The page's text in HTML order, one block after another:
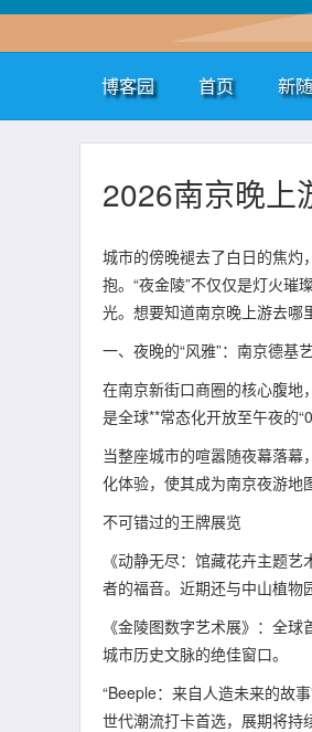
博客园 首页 新
2026南京晚上
城市的傍晚褪去了白日的焦灼
抱。“夜金陵”不仅仅是灯火璀
光。想要知道南京晚上游去哪
一、夜晚的“风雅”：南京德
在南京新街口商圈的核心腹地
是全球**常态化开放至午夜的
当整座城市的喧嚣随夜幕落
化体验，使其成为南京夜游地
不可错过的王牌展览
《动静无尽：馆藏花卉主题
者的福音。近期还与中山植物
《金陵图数字艺术展》：全
城市历史文脉的绝佳窗口。
“Beeple：来自人造未来的故
世代潮流打卡首选，展期将持